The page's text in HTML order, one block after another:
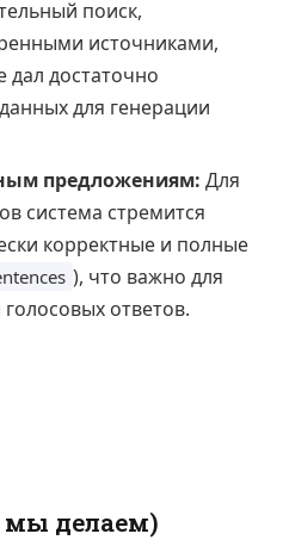
поиск,
источниками,
дал достаточно
для генерации
предложениям: Для
система стремится
корректные и полные
), что важно для
ответов.
мы делаем)